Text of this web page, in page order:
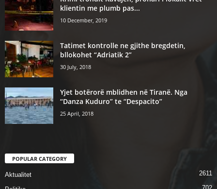
klientin me plumb pas...
10 December, 2019
Tatimet kontrolle ne gjithe bregdetin,
bllokohet “Adriatik 2”
30 July, 2018
Yjet botërorë mblidhen në Tiranë. Nga
“Danza Kuduro” te “Despacito”
25 April, 2018
POPULAR CATEGORY
Aktualitet 2611